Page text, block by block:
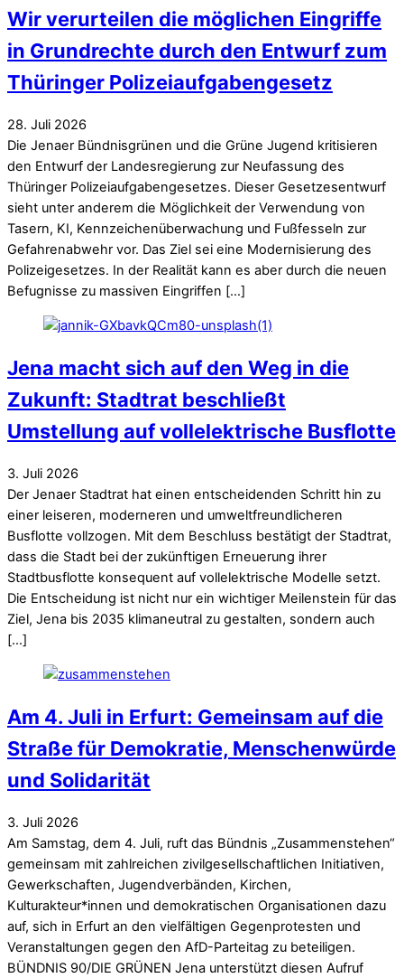
Wir verurteilen die möglichen Eingriffe
in Grundrechte durch den Entwurf zum
Thüringer Polizeiaufgabengesetz
28. Juli 2026
Die Jenaer Bündnisgrünen und die Grüne Jugend kritisieren
den Entwurf der Landesregierung zur Neufassung des
Thüringer Polizeiaufgabengesetzes. Dieser Gesetzesentwurf
sieht unter anderem die Möglichkeit der Verwendung von
Tasern, KI, Kennzeichenüberwachung und Fußfesseln zur
Gefahrenabwehr vor. Das Ziel sei eine Modernisierung des
Polizeigesetzes. In der Realität kann es aber durch die neuen
Befugnisse zu massiven Eingriffen […]
Jena macht sich auf den Weg in die
Zukunft: Stadtrat beschließt
Umstellung auf vollelektrische Busflotte
3. Juli 2026
Der Jenaer Stadtrat hat einen entscheidenden Schritt hin zu
einer leiseren, moderneren und umweltfreundlicheren
Busflotte vollzogen. Mit dem Beschluss bestätigt der Stadtrat,
dass die Stadt bei der zukünftigen Erneuerung ihrer
Stadtbusflotte konsequent auf vollelektrische Modelle setzt.
Die Entscheidung ist nicht nur ein wichtiger Meilenstein für das
Ziel, Jena bis 2035 klimaneutral zu gestalten, sondern auch
[…]
Am 4. Juli in Erfurt: Gemeinsam auf die
Straße für Demokratie, Menschenwürde
und Solidarität
3. Juli 2026
Am Samstag, dem 4. Juli, ruft das Bündnis „Zusammenstehen“
gemeinsam mit zahlreichen zivilgesellschaftlichen Initiativen,
Gewerkschaften, Jugendverbänden, Kirchen,
Kulturakteur*innen und demokratischen Organisationen dazu
auf, sich in Erfurt an den vielfältigen Gegenprotesten und
Veranstaltungen gegen den AfD-Parteitag zu beteiligen.
BÜNDNIS 90/DIE GRÜNEN Jena unterstützt diesen Aufruf